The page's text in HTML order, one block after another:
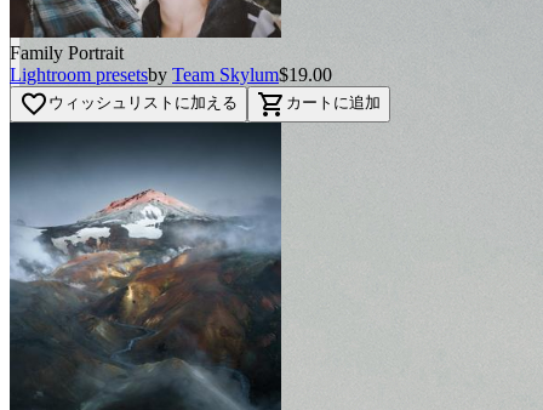
Family Portrait
Lightroom presetsby Team Skylum$19.00
favorite_border ウィッシュリストに加える shopping_cart カートに追加